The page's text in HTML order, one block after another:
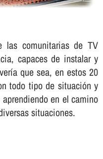
las comunitarias de TV
capaces de instalar y
que sea, en estos 20
todo tipo de situación y
en el camino
situaciones.